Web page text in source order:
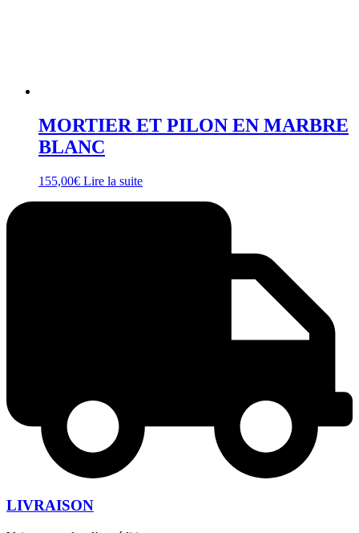
MORTIER ET PILON EN MARBRE
BLANC
155,00€ Lire la suite
LIVRAISON